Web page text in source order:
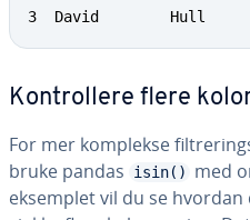
3  David  		Hull
Kontrollere flere
For mer komplekse
bruke pandas
isin()
med
eksemplet vil du se